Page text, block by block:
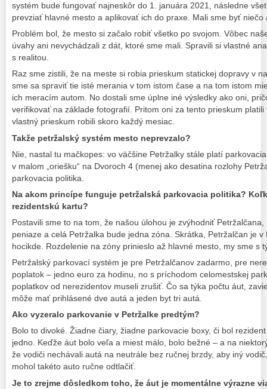
systém bude fungovať najneskôr do 1. januára 2021, následne
prevziať hlavné mesto a aplikovať ich do praxe. Mali sme byť niečo
Problém bol, že mesto si začalo robiť všetko po svojom. Vôbec
úvahy ani nevychádzali z dát, ktoré sme mali. Spravili si vlastné
s realitou.
Raz sme zistili, že na meste si robia prieskum statickej dopravy v
sme sa spraviť tie isté merania v tom istom čase a na tom istom
ich meracím autom. No dostali sme úplne iné výsledky ako oni,
verifikovať na základe fotografií. Pritom oni za tento prieskum
vlastný prieskum robili skoro každý mesiac.
Takže petržalský systém mesto neprevzalo?
Nie, nastal tu mačkopes: vo väčšine Petržalky stále platí
v malom „oriešku“ na Dvoroch 4 (menej ako desatina rozlohy
parkovacia politika.
Na akom princípe funguje petržalská parkovacia politika?
rezidentskú kartu?
Postavili sme to na tom, že našou úlohou je zvýhodniť
peniaze a celá Petržalka bude jedna zóna. Skrátka, Petržalčan je
hocikde. Rozdelenie na zóny prinieslo až hlavné mesto, my sme s
Petržalský parkovací systém je pre Petržalčanov zadarmo, pre
poplatok – jedno euro za hodinu, no s príchodom celomestskej
poplatkov od nerezidentov museli zrušiť. Čo sa týka počtu áut,
môže mať prihlásené dve autá a jeden byt tri autá.
Ako vyzeralo parkovanie v Petržalke predtým?
Bolo to divoké. Žiadne čiary, žiadne parkovacie boxy, či bol
jedno. Keďže áut bolo veľa a miest málo, bolo bežné – a na
že vodiči nechávali autá na neutrále bez ručnej brzdy, aby iný
mohol takéto auto ručne odtlačiť.
Je to zrejme dôsledkom toho, že áut je momentálne výrazne